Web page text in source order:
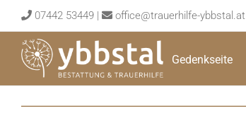
to
content
07442 53449 | office@trauerhilfe-ybbstal.at
Gedenkseite